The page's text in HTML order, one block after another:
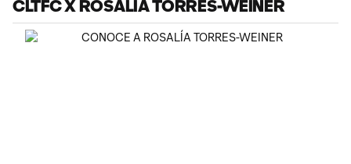
CLTFC X ROSALIA TORRES-WEINER